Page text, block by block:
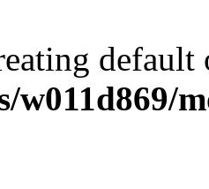
w011d869/